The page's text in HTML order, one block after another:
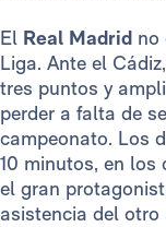
El Real Madrid no
Liga. Ante el
tres puntos y
perder a falta de
campeonato. Los
10 minutos, en los
el gran
asistencia del otro